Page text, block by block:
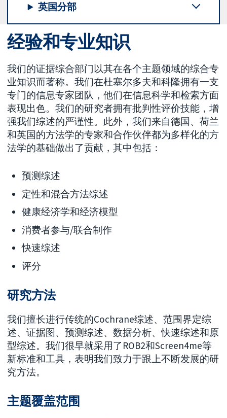
英国分部
经验和专业知识
我们的证据综合部门以其在各个主题领域的综合专
业知识而著称。我们在杜塞尔多夫和科隆拥有一支
专门的信息专家团队，他们在信息科学和检索方面
表现出色。我们的研究者拥有批判性评价技能，增
强我们综述的严谨性。此外，我们来自德国、荷兰
和英国的方法学的专家和合作伙伴都为多样化的方
法学的基础做出了贡献，其中包括：
预测综述
定性和混合方法综述
健康经济学和经济模型
消费者参与/联合制作
快速综述
评分
研究方法
我们擅长进行传统的Cochrane综述、范围界定综
述、证据图、预测综述、数据分析、快速综述和原
型综述。我们很早就采用了ROB2和Screen4me等
新标准和工具，表明我们致力于跟上不断发展的研
究方法。
主题覆盖范围